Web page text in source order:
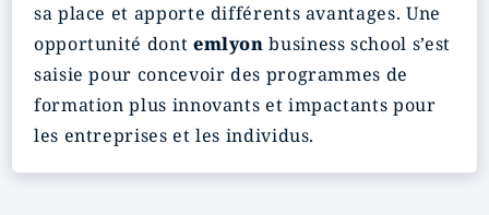
sa place et apporte différents avantages. Une
opportunité dont emlyonbusiness school s’est
saisie pour concevoir des programmes de
formation plus innovants et impactants pour
les entreprises et les individus.